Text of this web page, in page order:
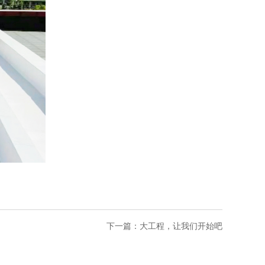
下一篇： 大工程，让我们开始吧